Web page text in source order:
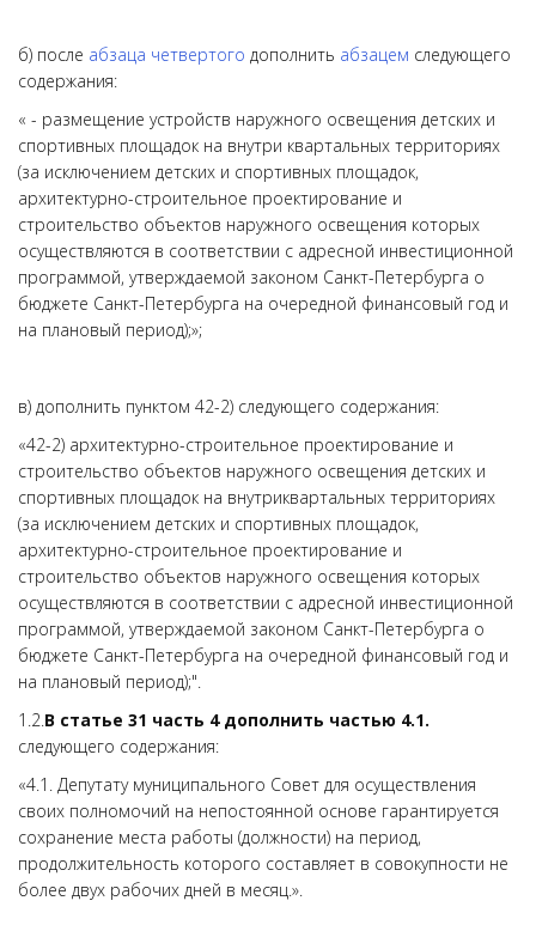
б) после абзаца четвертого дополнить абзацем следующего
содержания:
« - размещение устройств наружного освещения детских и
спортивных площадок на внутри квартальных территориях
(за исключением детских и спортивных площадок,
архитектурно-строительное проектирование и
строительство объектов наружного освещения которых
осуществляются в соответствии с адресной инвестиционной
программой, утверждаемой законом Санкт-Петербурга о
бюджете Санкт-Петербурга на очередной финансовый год и
на плановый период);»;
в) дополнить пунктом 42-2) следующего содержания:
«42-2) архитектурно-строительное проектирование и
строительство объектов наружного освещения детских и
спортивных площадок на внутриквартальных территориях
(за исключением детских и спортивных площадок,
архитектурно-строительное проектирование и
строительство объектов наружного освещения которых
осуществляются в соответствии с адресной инвестиционной
программой, утверждаемой законом Санкт-Петербурга о
бюджете Санкт-Петербурга на очередной финансовый год и
на плановый период);".
1.2.В статье 31 часть 4 дополнить частью 4.1.
следующего содержания:
«4.1. Депутату муниципального Совет для осуществления
своих полномочий на непостоянной основе гарантируется
сохранение места работы (должности) на период,
продолжительность которого составляет в совокупности не
более двух рабочих дней в месяц.».